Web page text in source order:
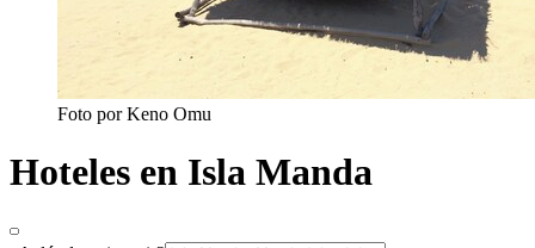
Foto por Keno Omu
Hoteles en Isla Manda